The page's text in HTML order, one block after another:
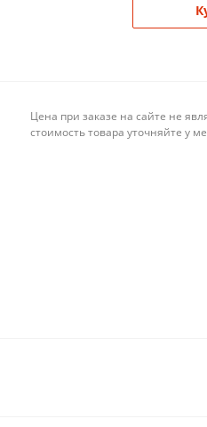
Цена при заказе на сайте не
стоимость товара уточняйте у